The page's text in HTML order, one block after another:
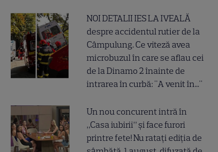
NOI DETALII IES LA IVEALĂ
despre accidentul rutier de la
Câmpulung. Ce viteză avea
microbuzul în care se aflau cei
de la Dinamo 2 înainte de
intrarea în curbă: "A venit în..."
Un nou concurent intră în
„Casa iubirii” și face furori
printre fete! Nu ratați ediția de